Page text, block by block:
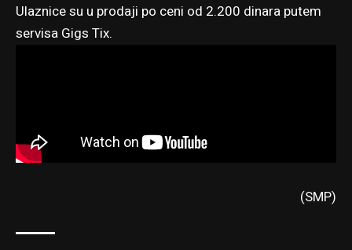
Ulaznice su u prodaji po ceni od 2.200 dinara putem
servisa Gigs Tix.
(SMP)